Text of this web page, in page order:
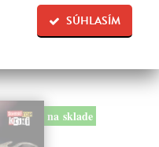
SÚHLASÍM
na sklade